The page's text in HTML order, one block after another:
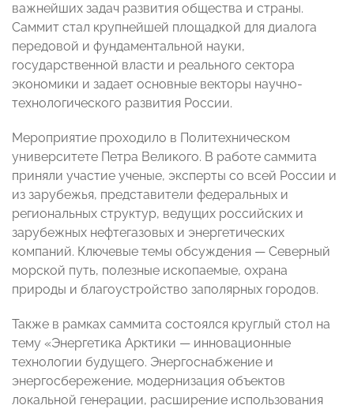
важнейших задач развития общества и страны.
Саммит стал крупнейшей площадкой для диалога
передовой и фундаментальной науки,
государственной власти и реального сектора
экономики и задает основные векторы научно-
технологического развития России.
Мероприятие проходило в Политехническом
университете Петра Великого. В работе саммита
приняли участие ученые, эксперты со всей России и
из зарубежья, представители федеральных и
региональных структур, ведущих российских и
зарубежных нефтегазовых и энергетических
компаний. Ключевые темы обсуждения — Северный
морской путь, полезные ископаемые, охрана
природы и благоустройство заполярных городов.
Также в рамках саммита состоялся круглый стол на
тему «Энергетика Арктики — инновационные
технологии будущего. Энергоснабжение и
энергосбережение, модернизация объектов
локальной генерации, расширение использования